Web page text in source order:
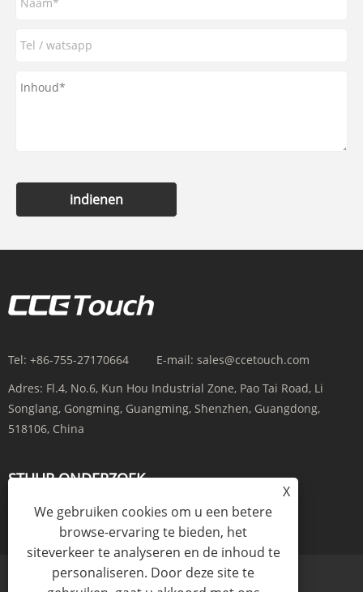
indienen
Tel: +86-755-27170664 E-mail: sales@ccetouch.com
Adres: Fl.4, No.6, Kun Hou Industrial Zone, Pao Tai Road, Li
Songlang, Gongming, Guangming, Shenzhen, Guangdong,
518106, China
STUUR ONDERZOEK
ONDERZOEK NU
X
We gebruiken cookies om u een betere
browse-ervaring te bieden, het
siteverkeer te analyseren en de inhoud te
personaliseren. Door deze site te